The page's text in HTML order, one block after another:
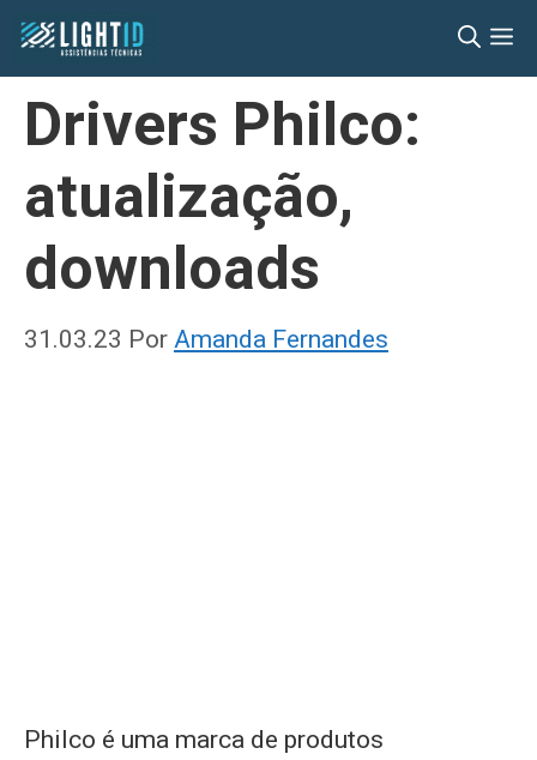
Pular
para
conteúdo
Drivers Philco:
atualização,
downloads
31.03.23 Por Amanda Fernandes
Philco é uma marca de produtos